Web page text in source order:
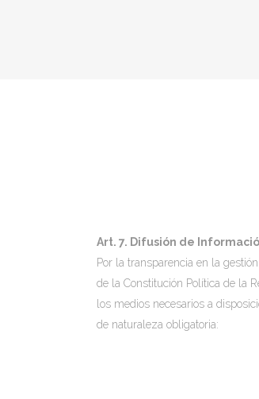
Art. 7. Difusión de
Por la transparencia en la
de la Constitución Política de la
los medios necesarios a
de naturaleza obligatoria: